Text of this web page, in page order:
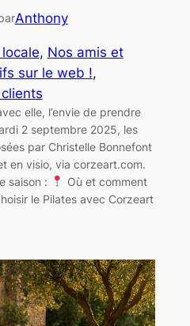
Anthony
, Nos amis et
sur le web !
elle, l’envie de prendre
2 septembre 2025, les
par Christelle Bonnefont
en visio, via corzeart.com.
saison :
Où et comment
le Pilates avec Corzeart